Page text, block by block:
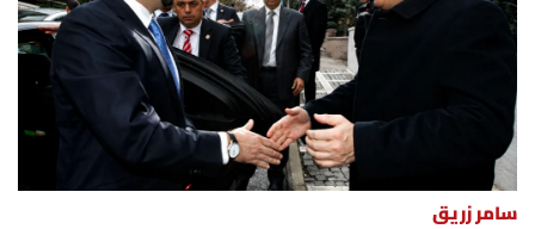
تحت المجهر
سامر زريق